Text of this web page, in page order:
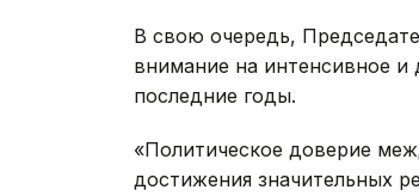
В свою очередь,
внимание на интенсивное и
последние годы.
«Политическое доверие
достижения значительных